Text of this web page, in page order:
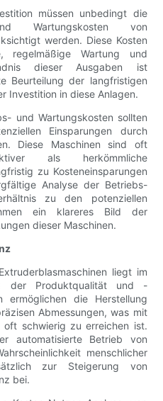
müssen unbedingt die
Wartungskosten von
werden. Diese Kosten
regelmäßige Wartung und
dieser Ausgaben ist
Beurteilung der langfristigen
Investition in diese Anlagen.
und Wartungskosten sollten
Einsparungen durch
Diese Maschinen sind oft
als herkömmliche
zu Kosteneinsparungen
Analyse der Betriebs-
zu den potenziellen
ein klareres Bild der
dieser Maschinen.
liegt im
der Produktqualität und -
ermöglichen die Herstellung
Abmessungen, was mit
oft schwierig zu erreichen ist.
automatisierte Betrieb von
menschlicher
zur Steigerung von
bei.